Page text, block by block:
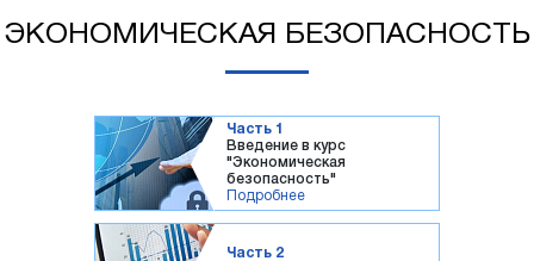
ЭКОНОМИЧЕСКАЯ БЕЗОПАСНОСТЬ
Часть 1
Введение в курс
"Экономическая
безопасность"
Подробнее
Часть 2